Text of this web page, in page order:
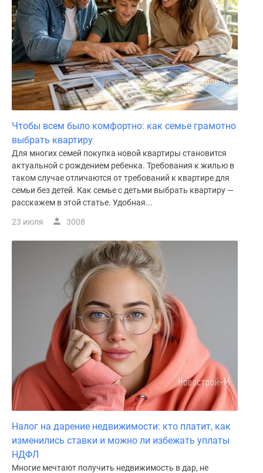
Чтобы всем было комфортно: как семье грамотно
выбрать квартиру
Для многих семей покупка новой квартиры становится
актуальной с рождением ребенка. Требования к жилью в
таком случае отличаются от требований к квартире для
семьи без детей. Как семье с детьми выбрать квартиру —
расскажем в этой статье. Удобная...
23 июля 3008
Налог на дарение недвижимости: кто платит, как
изменились ставки и можно ли избежать уплаты
НДФЛ
Многие мечтают получить недвижимость в дар, не